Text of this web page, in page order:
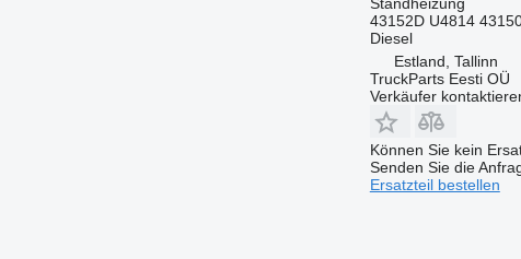
43152D U4814
Diesel
Estland, Tallinn
TruckParts Eesti OÜ
Verkäufer
Können Sie kein
Senden Sie die
Ersatzteil bestellen